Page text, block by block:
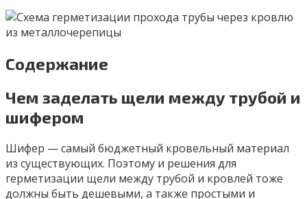
Содержание
Чем заделать щели между трубой и
шифером
Шифер — самый бюджетный кровельный материал
из существующих. Поэтому и решения для
герметизации щели между трубой и кровлей тоже
должны быть дешевыми, а также простыми и